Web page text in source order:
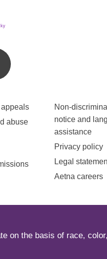
abuse
Non-
notice and
assistance
Privacy policy
Legal
Aetna careers
on the basis of race,